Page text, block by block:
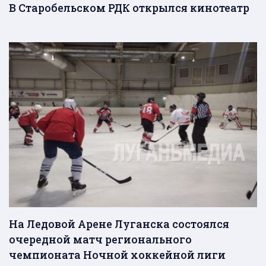
В Старобельском РДК открылся кинотеатр
На Ледовой Арене Луганска состоялся
очередной матч регионального
чемпионата Ночной хоккейной лиги